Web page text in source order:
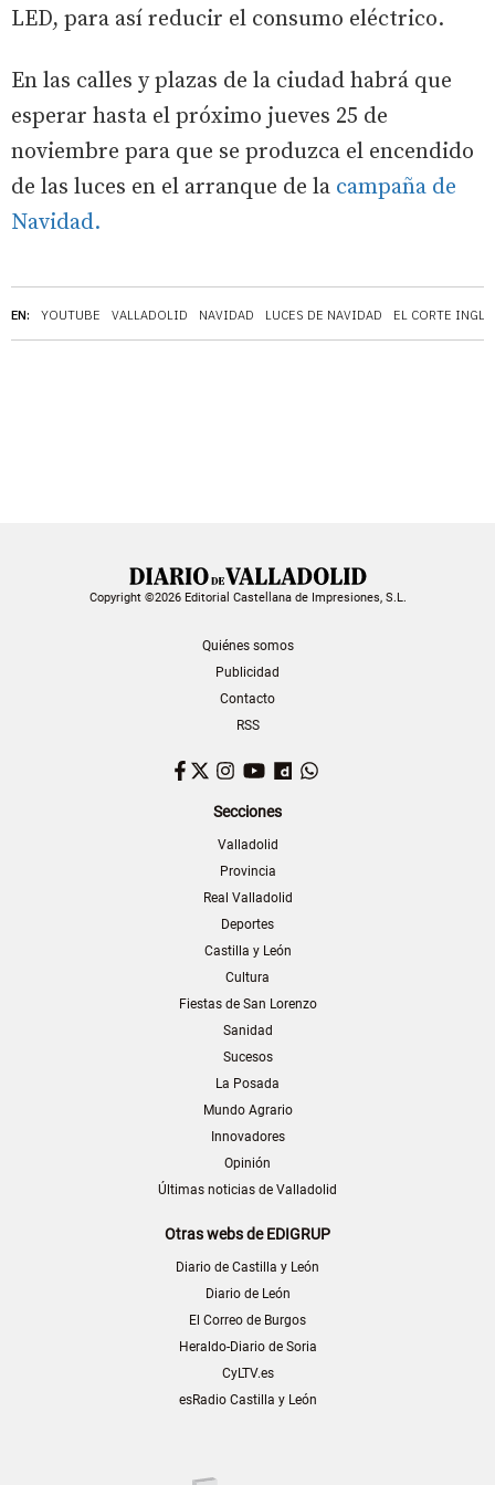
EN: YOUTUBE VALLADOLID NAVIDAD LUCES DE NAVIDAD EL CORTE
LED, para así reducir el consumo eléctrico.
En las calles y plazas de la ciudad habrá que
esperar hasta el próximo jueves 25 de
noviembre para que se produzca el encendido
de las luces en el arranque de la campaña de
Navidad.
Copyright ©2026 Editorial Castellana de Impresiones, S.L.
Quiénes somos
Publicidad
Contacto
RSS
Facebook
TwitterInstagram
YouTubeDailymotion
Secciones
Valladolid
Provincia
Real Valladolid
Deportes
Castilla y León
Cultura
Fiestas de San Lorenzo
Sanidad
Sucesos
La Posada
Mundo Agrario
Innovadores
Opinión
Últimas noticias de Valladolid
Otras webs de EDIGRUP
Diario de Castilla y León
Diario de León
El Correo de Burgos
Heraldo-Diario de Soria
CyLTV.es
esRadio Castilla y León